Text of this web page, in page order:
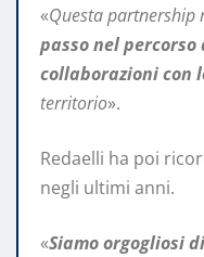
«Questa partnership
passo nel
collaborazioni con
territorio».
Redaelli ha poi
negli ultimi anni.
«Siamo orgogliosi